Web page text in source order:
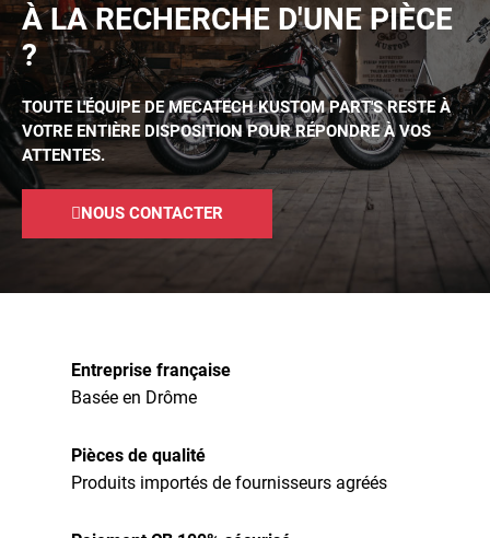
À LA RECHERCHE D'UNE PIÈCE
?
TOUTE L'ÉQUIPE DE MECATECH KUSTOM PART'S RESTE À
VOTRE ENTIÈRE DISPOSITION POUR RÉPONDRE À VOS
ATTENTES.
NOUS CONTACTER
Entreprise française
Basée en Drôme
Pièces de qualité
Produits importés de fournisseurs agréés